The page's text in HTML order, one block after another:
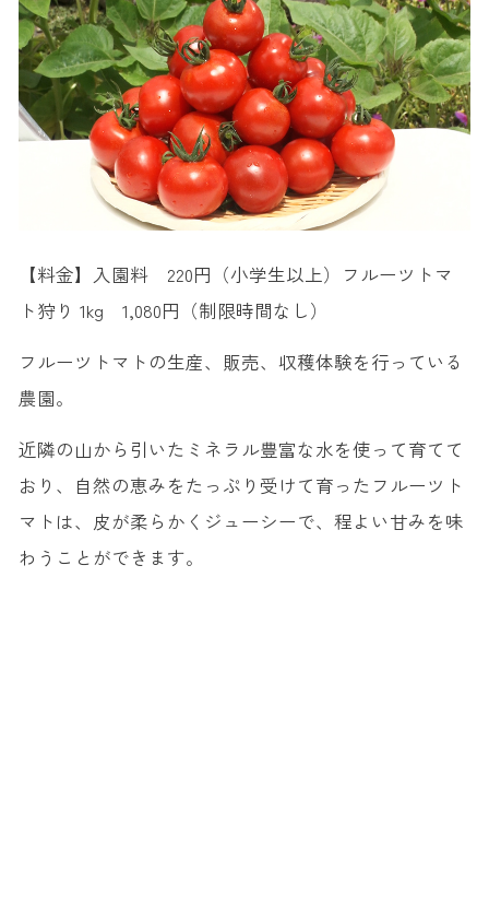
【料金】入園料 220円（小学生以上）フルーツトマ
ト狩り 1kg 1,080円（制限時間なし）
フルーツトマトの生産、販売、収穫体験を行っている
農園。
近隣の山から引いたミネラル豊富な水を使って育てて
おり、自然の恵みをたっぷり受けて育ったフルーツト
マトは、皮が柔らかくジューシーで、程よい甘みを味
わうことができます。